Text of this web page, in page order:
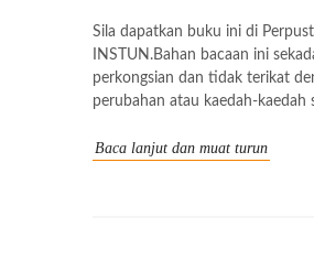
Sila dapatkan buku ini di
INSTUN.Bahan bacaan ini
perkongsian dan tidak terikat
perubahan atau kaedah-kaedah
Baca lanjut dan muat turun